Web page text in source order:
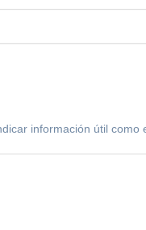
información útil